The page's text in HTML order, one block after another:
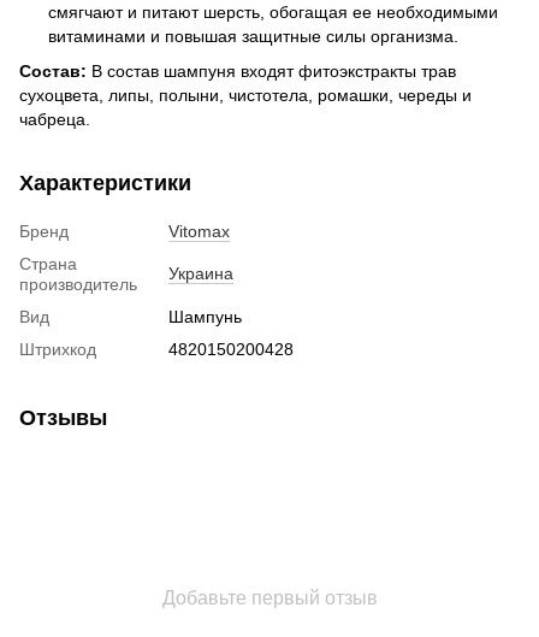
смягчают и питают шерсть, обогащая ее необходимыми
витаминами и повышая защитные силы организма.
Состав: В состав шампуня входят фитоэкстракты трав
сухоцвета, липы, полыни, чистотела, ромашки, череды и
чабреца.
Характеристики
Бренд
Vitomax
Страна
производитель
Украина
Вид
Шампунь
Штрихкод
4820150200428
Отзывы
Добавьте первый отзыв